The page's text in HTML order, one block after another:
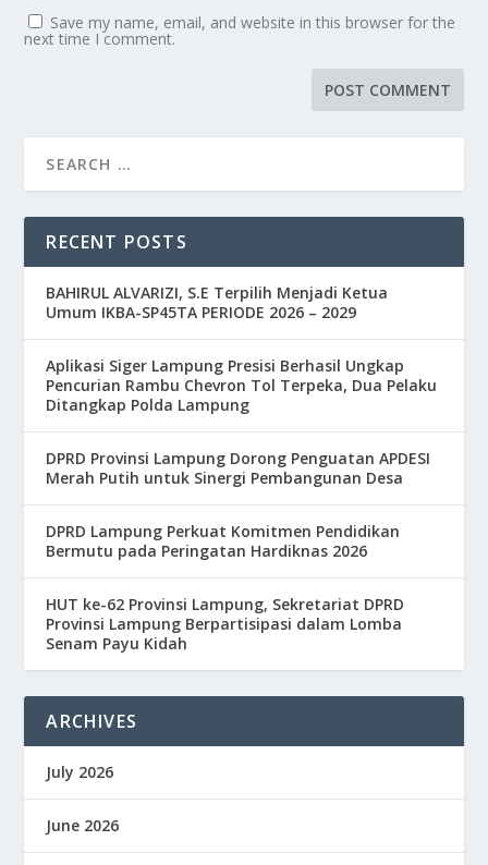
Save my name, email, and website in this browser for the
next time I comment.
RECENT POSTS
BAHIRUL ALVARIZI, S.E Terpilih Menjadi Ketua
Umum IKBA-SP45TA PERIODE 2026 – 2029
Aplikasi Siger Lampung Presisi Berhasil Ungkap
Pencurian Rambu Chevron Tol Terpeka, Dua Pelaku
Ditangkap Polda Lampung
DPRD Provinsi Lampung Dorong Penguatan APDESI
Merah Putih untuk Sinergi Pembangunan Desa
DPRD Lampung Perkuat Komitmen Pendidikan
Bermutu pada Peringatan Hardiknas 2026
HUT ke-62 Provinsi Lampung, Sekretariat DPRD
Provinsi Lampung Berpartisipasi dalam Lomba
Senam Payu Kidah
ARCHIVES
July 2026
June 2026